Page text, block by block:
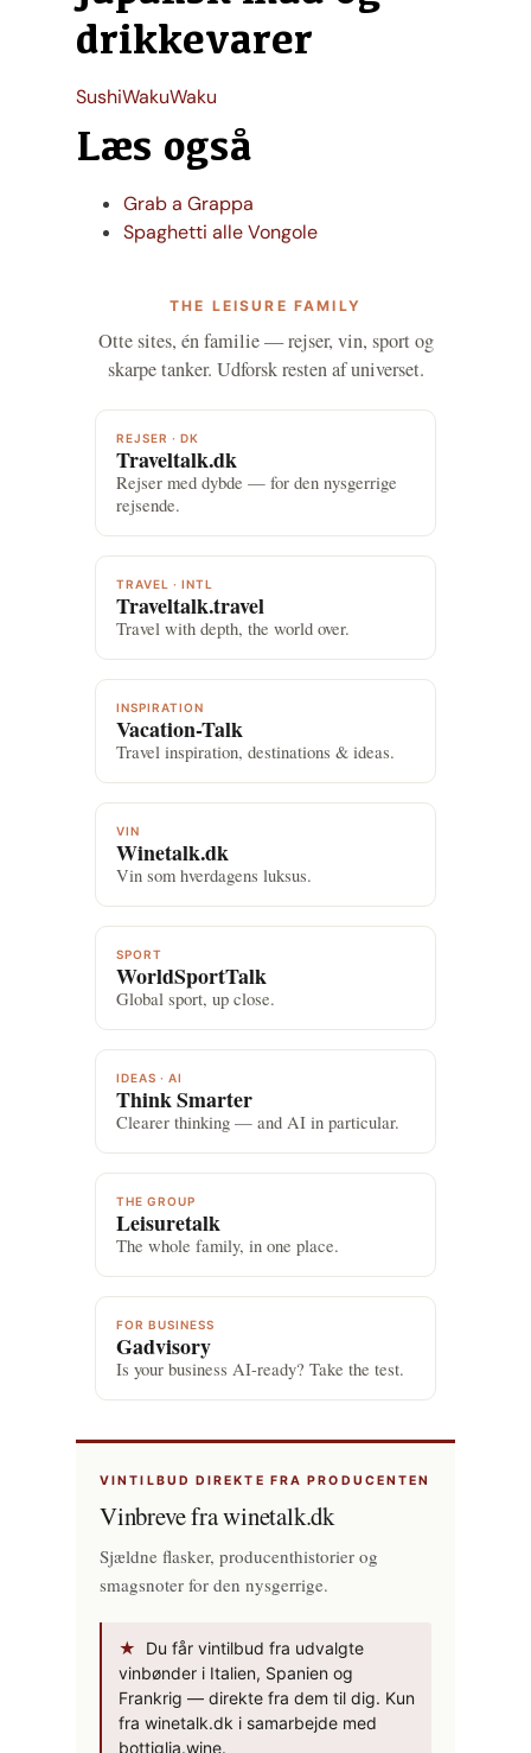
drikkevarer
SushiWakuWaku
Læs også
Grab a Grappa
Spaghetti alle Vongole
THE LEISURE FAMILY
Otte sites, én familie — rejser, vin, sport og
skarpe tanker. Udforsk resten af universet.
REJSER · DK
Traveltalk.dk
Rejser med dybde — for den nysgerrige
rejsende.
TRAVEL · INTL
Traveltalk.travel
Travel with depth, the world over.
INSPIRATION
Vacation-Talk
Travel inspiration, destinations & ideas.
VIN
Winetalk.dk
Vin som hverdagens luksus.
SPORT
WorldSportTalk
Global sport, up close.
IDEAS · AI
Think Smarter
Clearer thinking — and AI in particular.
THE GROUP
Leisuretalk
The whole family, in one place.
FOR BUSINESS
Gadvisory
Is your business AI-ready? Take the test.
VINTILBUD DIREKTE FRA PRODUCENTEN
Vinbreve fra winetalk.dk
Sjældne flasker, producenthistorier og
smagsnoter for den nysgerrige.
★
Du får vintilbud fra udvalgte
vinbønder i Italien, Spanien og
Frankrig — direkte fra dem til dig. Kun
fra winetalk.dk i samarbejde med
bottiglia.wine.